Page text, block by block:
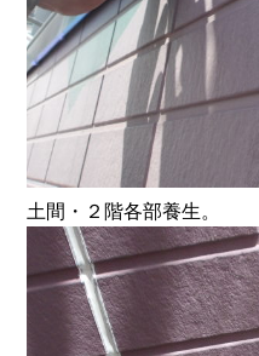
土間・２階各部養生。